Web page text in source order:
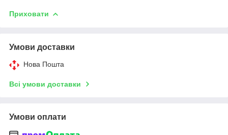
Приховати
Умови доставки
Нова Пошта
Всі умови доставки
Умови оплати